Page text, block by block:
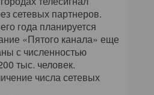
сетевых партнеров.
года планируется
«Пятого канала» еще
с численностью
тыс. человек.
числа сетевых